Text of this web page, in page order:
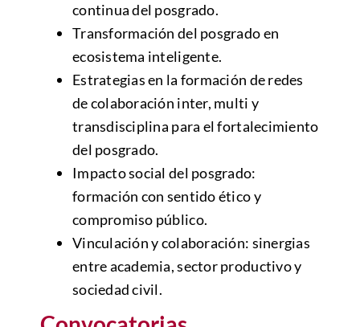
continua del posgrado.
Transformación del posgrado en
ecosistema inteligente.
Estrategias en la formación de redes
de colaboración inter, multi y
transdisciplina para el fortalecimiento
del posgrado.
Impacto social del posgrado:
formación con sentido ético y
compromiso público.
Vinculación y colaboración: sinergias
entre academia, sector productivo y
sociedad civil.